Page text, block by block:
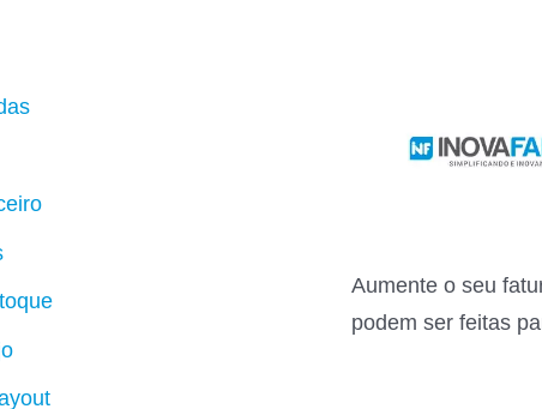
Aumente o seu
podem ser feitas